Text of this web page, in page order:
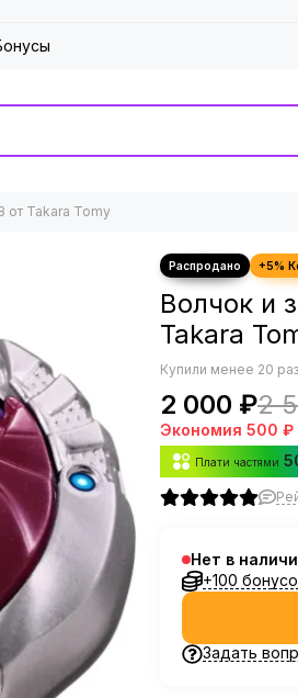
от Takara Tomy
Волчок и
Takara
Купили менее 20 раз
2 000 ₽2
Экономия 500 ₽
Плати частями
Нет в
+100
Задать